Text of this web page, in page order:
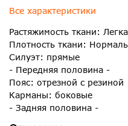
Все характеристики
Растяжимость ткани:
Плотность ткани:
Силуэт: прямые
- Передняя половина -
Пояс: отрезной с резиной
Карманы: боковые
- Задняя половина -